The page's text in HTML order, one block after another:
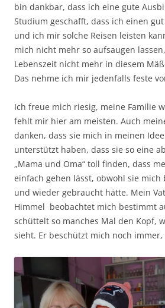
bin dankbar, dass ich eine gute
Studium geschafft, dass ich einen
und ich mir solche Reisen leisten
mich nicht mehr so aufsaugen
Lebenszeit nicht mehr in diesem
Das nehme ich mir jedenfalls feste
Ich freue mich riesig, meine Familie
fehlt mir hier am meisten. Auch
danken, dass sie mich in meinen
unterstützt haben, dass sie so eine
„Mama und Oma“ toll finden, dass
einfach gehen lässt, obwohl sie
und wieder gebraucht hätte. Mein
Himmel beobachtet mich bestimmt
schüttelt so manches Mal den Kopf,
sieht. Er beschützt mich noch